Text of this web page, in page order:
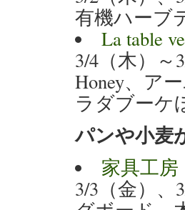
有機ハーブ
La table
3/4（木）～
Honey、ア
ラダブーケ
パンや小麦
家具工
3/3（金）